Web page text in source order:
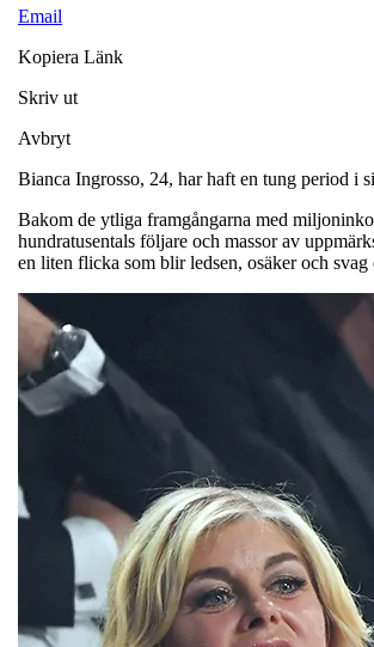
Email
Kopiera Länk
Skriv ut
Avbryt
Bianca Ingrosso, 24, har haft en tung period i
Bakom de ytliga framgångarna med
hundratusentals följare och massor av
en liten flicka som blir ledsen, osäker och svag